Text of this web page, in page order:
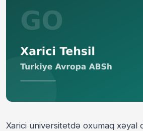
Xarici universitetdə oxumaq xəyal